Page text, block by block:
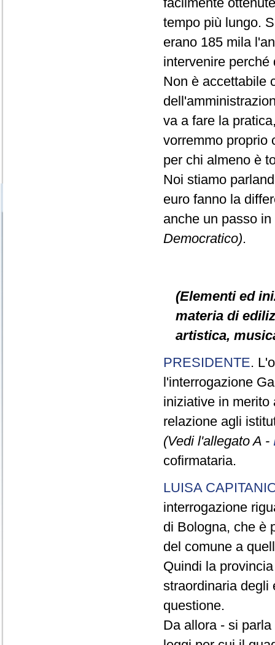
tempo più lungo.
erano 185 mila
intervenire
Non è accettabile
va a fare la
vorremmo proprio
per chi almeno è
Noi stiamo
euro fanno la
anche un passo
Democratico).
(Elementi ed
materia di
artistica,
PRESIDENTE.
l'interrogazione
iniziative in merito
relazione agli
(Vedi l'allegato A -
cofirmataria.
LUISA
interrogazione
di Bologna, che è
del comune a
Quindi la
straordinaria degli
questione.
Da allora - si